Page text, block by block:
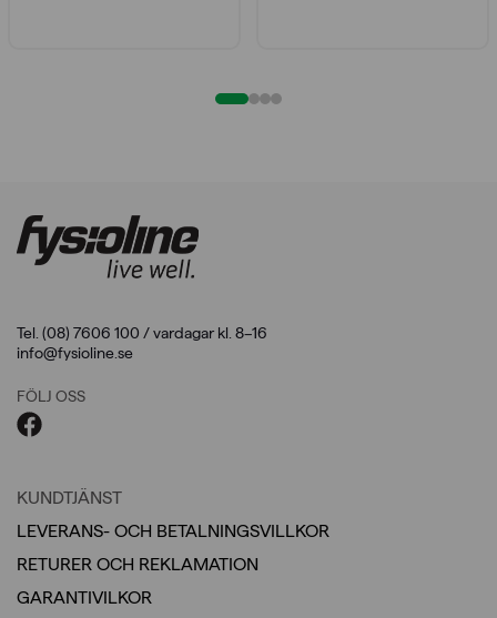
Tel. (08) 7606 100 / vardagar kl. 8–16
info@fysioline.se
FÖLJ OSS
KUNDTJÄNST
LEVERANS- OCH BETALNINGSVILLKOR
RETURER OCH REKLAMATION
GARANTIVILKOR